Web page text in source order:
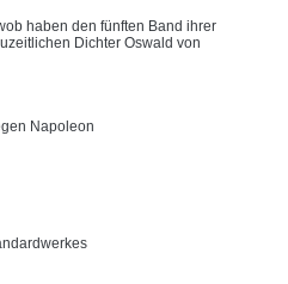
haben den fünften Band ihrer
Dichter Oswald von
Napoleon